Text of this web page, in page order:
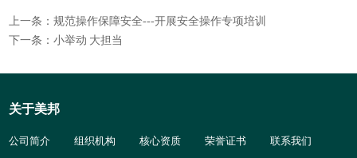
上一条：规范操作保障安全---开展安全操作专项培训
下一条：小举动 大担当
关于美邦
公司简介 组织机构 核心资质 荣誉证书
联系我们